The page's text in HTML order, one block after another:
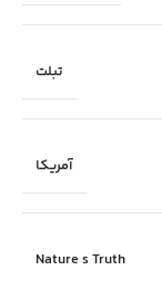
تبلت
آمریکا
Nature s Truth